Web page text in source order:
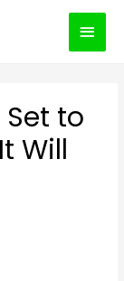
Set to
Will